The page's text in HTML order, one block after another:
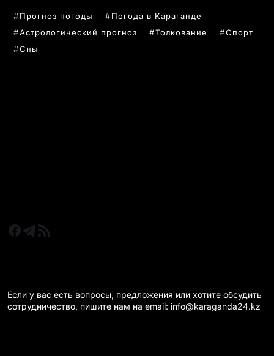
Прогноз погоды
Погода в Караганде
Астрологический прогноз
Толкование
Спорт
Сны
Если у вас есть вопросы, предложения или хотите обсудить
сотрудничество, пишите нам на email: info@karaganda24.kz